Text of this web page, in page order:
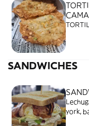
SANDWICHES
york,